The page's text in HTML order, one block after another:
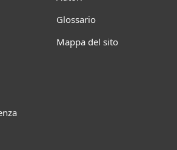
Glossario
Mappa del sito